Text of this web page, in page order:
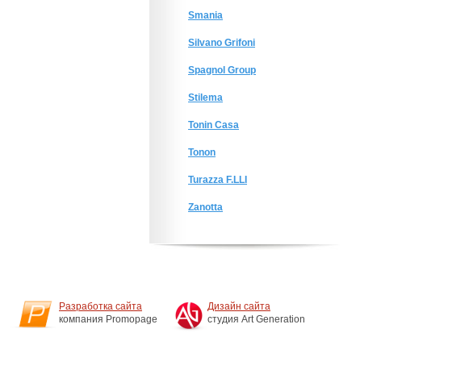
Smania
Silvano Grifoni
Spagnol Group
Stilema
Tonin Casa
Tonon
Turazza F.LLI
Zanotta
Дизайн сайта
студия Art Generation
Разработка сайта
компания Promopage